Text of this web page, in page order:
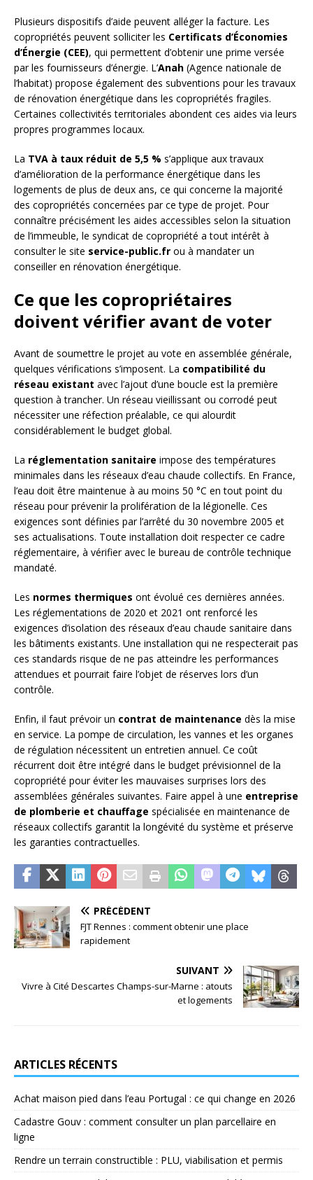
Plusieurs dispositifs d’aide peuvent alléger la facture. Les
copropriétés peuvent solliciter les Certificats d’Économies
d’Énergie (CEE), qui permettent d’obtenir une prime versée
par les fournisseurs d’énergie. L’Anah (Agence nationale de
l’habitat) propose également des subventions pour les travaux
de rénovation énergétique dans les copropriétés fragiles.
Certaines collectivités territoriales abondent ces aides via leurs
propres programmes locaux.
La TVA à taux réduit de 5,5 % s’applique aux travaux
d’amélioration de la performance énergétique dans les
logements de plus de deux ans, ce qui concerne la majorité
des copropriétés concernées par ce type de projet. Pour
connaître précisément les aides accessibles selon la situation
de l’immeuble, le syndicat de copropriété a tout intérêt à
consulter le site service-public.fr ou à mandater un
conseiller en rénovation énergétique.
Ce que les copropriétaires
doivent vérifier avant de voter
Avant de soumettre le projet au vote en assemblée générale,
quelques vérifications s’imposent. La compatibilité du
réseau existant avec l’ajout d’une boucle est la première
question à trancher. Un réseau vieillissant ou corrodé peut
nécessiter une réfection préalable, ce qui alourdit
considérablement le budget global.
La réglementation sanitaire impose des températures
minimales dans les réseaux d’eau chaude collectifs. En France,
l’eau doit être maintenue à au moins 50 °C en tout point du
réseau pour prévenir la prolifération de la légionelle. Ces
exigences sont définies par l’arrêté du 30 novembre 2005 et
ses actualisations. Toute installation doit respecter ce cadre
réglementaire, à vérifier avec le bureau de contrôle technique
mandaté.
Les normes thermiques ont évolué ces dernières années.
Les réglementations de 2020 et 2021 ont renforcé les
exigences d’isolation des réseaux d’eau chaude sanitaire dans
les bâtiments existants. Une installation qui ne respecterait pas
ces standards risque de ne pas atteindre les performances
attendues et pourrait faire l’objet de réserves lors d’un
contrôle.
Enfin, il faut prévoir un contrat de maintenance dès la mise
en service. La pompe de circulation, les vannes et les organes
de régulation nécessitent un entretien annuel. Ce coût
récurrent doit être intégré dans le budget prévisionnel de la
copropriété pour éviter les mauvaises surprises lors des
assemblées générales suivantes. Faire appel à une entreprise
de plomberie et chauffage spécialisée en maintenance de
réseaux collectifs garantit la longévité du système et préserve
les garanties contractuelles.
PRÉCÉDENT
FJT Rennes : comment obtenir une place
rapidement
SUIVANT
Vivre à Cité Descartes Champs-sur-Marne : atouts
et logements
ARTICLES RÉCENTS
Achat maison pied dans l’eau Portugal : ce qui change en 2026
Cadastre Gouv : comment consulter un plan parcellaire en
ligne
Rendre un terrain constructible : PLU, viabilisation et permis